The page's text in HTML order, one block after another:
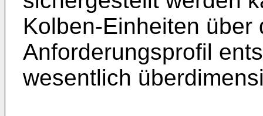
Kolben-Einheiten über
Anforderungsprofil
wesentlich